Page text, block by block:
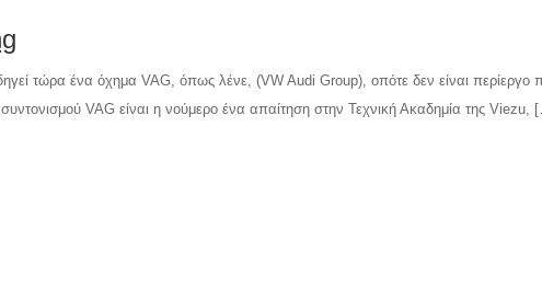
τώρα ένα όχημα VAG, όπως λένε, (VW Audi Group), οπότε δεν είναι περίεργο
VAG είναι η νούμερο ένα απαίτηση στην Τεχνική Ακαδημία της Viezu,